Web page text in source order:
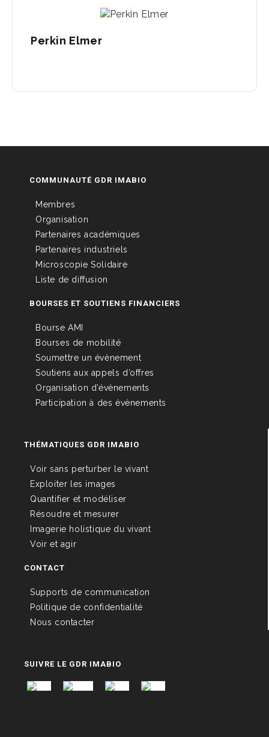
Perkin Elmer
COMMUNAUTÉ GDR IMABIO
Membres
Organisation
Partenaires académiques
Partenaires industriels
Microscopie Solidaire
Liste de diffusion
BOURSES ET SOUTIENS FINANCIERS
Bourse AMI
Bourses de mobilité
Soumettre un évènement
Soutiens aux appels d’offres
Organisation d’évènements
Participation à des évènements
THÉMATIQUES GDR IMABIO
Voir sans perturber le vivant
Exploiter les images
Quantifier et modéliser
Résoudre et mesurer
Imagerie holistique du vivant
Voir et agir
CONTACT
Supports de communication
Politique de confidentialité
Nous contacter
SUIVRE LE GDR IMABIO